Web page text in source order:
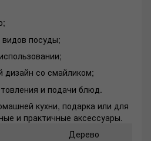
видов посуды;
дизайн со смайликом;
и подачи блюд.
кухни, подарка или для
и практичные аксессуары.
Дерево